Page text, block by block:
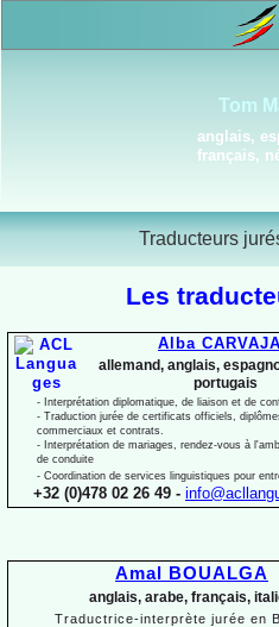
Traducteurs
Tom
anglais,
français,
Les
Alba
allemand, anglais,
portugais
- Interprétation diplomatique, de liaison et de
- Traduction jurée de certificats officiels,
commerciaux et contrats.
- Interprétation de mariages, rendez-vous à
de conduite
- Coordination de services linguistiques pour
+32 (0)478 02 26 49 -
Amal BOUALGA
anglais, arabe, français,
Traductrice-interprète jurée en